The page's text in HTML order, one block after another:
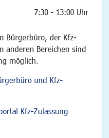
7:30 - 13:00 Uhr
Bürgerbüro, der Kfz-
anderen Bereichen sind
möglich.
und Kfz-
Kfz-Zulassung